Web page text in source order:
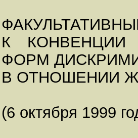
К
ФОРМ
В ОТНОШЕНИИ
(6 октября 1999